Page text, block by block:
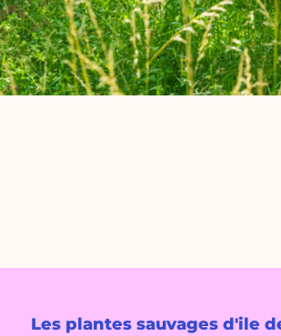
Les plantes sauvages d'ile